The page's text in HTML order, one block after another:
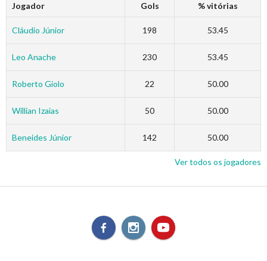
Jogador Gols % vitórias
Cláudio Júnior 198 53.45
Leo Anache 230 53.45
Roberto Giolo 22 50.00
Willian Izaias 50 50.00
Beneides Júnior 142 50.00
Ver todos os jogadores